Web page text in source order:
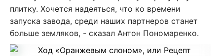
плитку. Хочется надеяться, что ко времени
запуска завода, среди наших партнеров станет
больше земляков, - сказал Антон Пономаренко.